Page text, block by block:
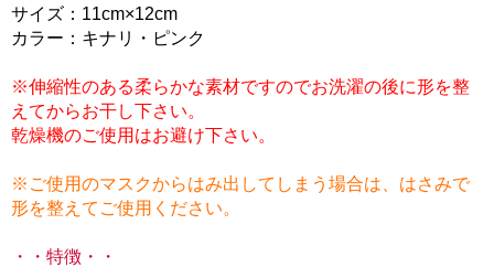
サイズ：11cm×12cm
カラー：キナリ・ピンク
※伸縮性のある柔らかな素材ですのでお洗濯の後に形を整
えてからお干し下さい。
乾燥機のご使用はお避け下さい。
※ご使用のマスクからはみ出してしまう場合は、はさみで
形を整えてご使用ください。
・・特徴・・